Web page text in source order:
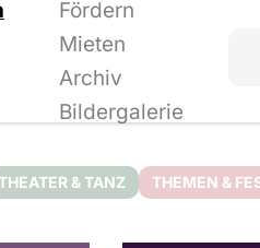
Fördern
Mieten
Archiv
Bildergalerie
& TANZ THEMEN &